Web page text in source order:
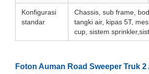
Konfigurasi
standar
Chassis, sub frame,
tangki air, kipas 5T,
cup, sistem
Foton Auman Road Sweeper Truk